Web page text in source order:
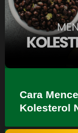
Cara
Kolesterol